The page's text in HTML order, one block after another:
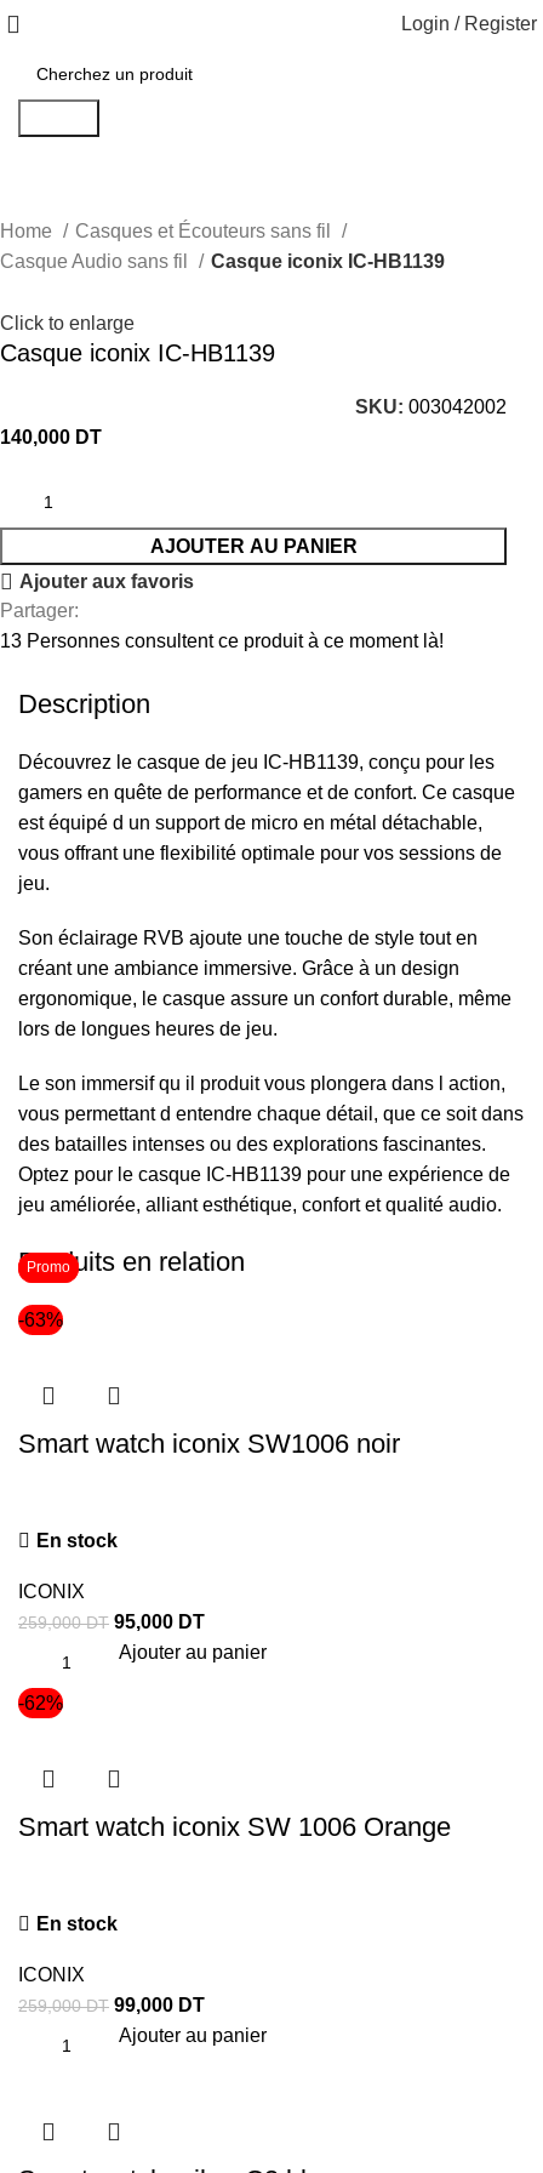
Login / Register
Home
Casques et Écouteurs sans fil
Casque Audio sans fil
Casque iconix IC-HB1139
Click to enlarge
Casque iconix IC-HB1139
SKU:003042002
140,000 DT
AJOUTER AU PANIER
Ajouter aux favoris
Partager:
13 Personnes consultent ce produit à ce moment là!
Description
Découvrez le casque de jeu IC-HB1139, conçu pour les
gamers en quête de performance et de confort. Ce casque
est équipé d un support de micro en métal détachable,
vous offrant une flexibilité optimale pour vos sessions de
jeu.
Son éclairage RVB ajoute une touche de style tout en
créant une ambiance immersive. Grâce à un design
ergonomique, le casque assure un confort durable, même
lors de longues heures de jeu.
Le son immersif qu il produit vous plongera dans l action,
vous permettant d entendre chaque détail, que ce soit dans
des batailles intenses ou des explorations fascinantes.
Optez pour le casque IC-HB1139 pour une expérience de
jeu améliorée, alliant esthétique, confort et qualité audio.
Produits en relation
-63%
Promo
Smart watch iconix SW1006 noir
En stock
ICONIX
259,000DT 95,000 DT
Ajouter au panier
-62%
Promo
Smart watch iconix SW 1006 Orange
En stock
ICONIX
259,000DT 99,000 DT
Ajouter au panier